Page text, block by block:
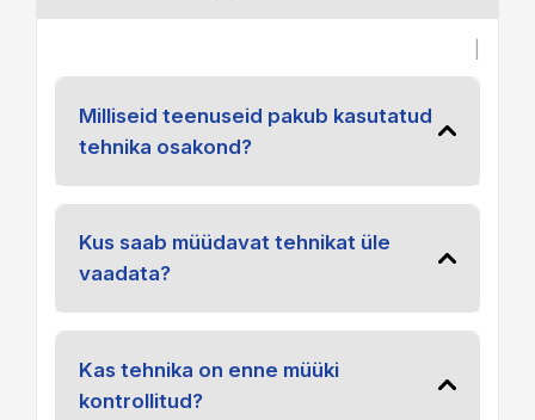
Milliseid teenuseid pakub kasutatud
tehnika osakond?
Kus saab müüdavat tehnikat üle
vaadata?
Kas tehnika on enne müüki
kontrollitud?